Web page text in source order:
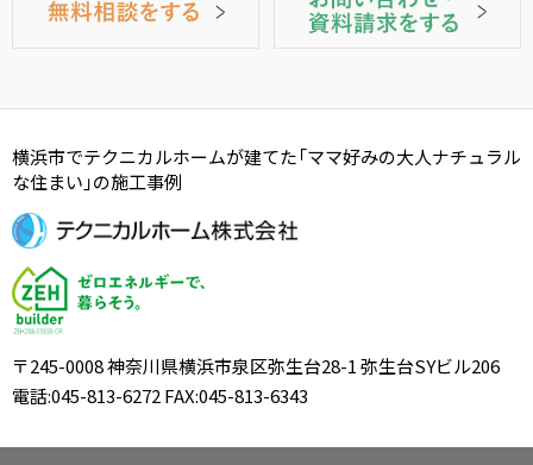
横浜市でテクニカルホームが建てた「ママ好みの大人ナチュラル
な住まい」の施工事例
〒245-0008 神奈川県横浜市泉区弥生台28-1 弥生台SYビル206
電話:045-813-6272 FAX:045-813-6343